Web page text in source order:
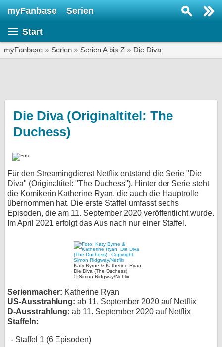
myFanbase Serien
Start
myFanbase » Serien » Serien A bis Z » Die Diva
Die Diva (Originaltitel: The
Duchess)
Für den Streamingdienst Netflix entstand die Serie "Die
Diva" (Originaltitel: "The Duchess"). Hinter der Serie steht
die Komikerin Katherine Ryan, die auch die Hauptrolle
übernommen hat. Die erste Staffel umfasst sechs
Episoden, die am 11. September 2020 veröffentlicht wurde.
Im April 2021 erfolgt das Aus nach nur einer Staffel.
Katy Byrne & Katherine Ryan,
Die Diva (The Duchess)
© Simon Ridgway/Netflix
Serienmacher: Katherine Ryan
US-Ausstrahlung: ab 11. September 2020 auf Netflix
D-Ausstrahlung: ab 11. September 2020 auf Netflix
Staffeln:
Staffel 1 (6 Episoden)
SERIEN
SERVICE
Gewinnspiele
Forum
bei Facebook
Kontakt
Nutzungsbedingungen